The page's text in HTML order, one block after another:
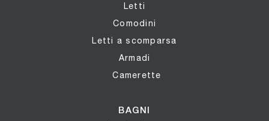
Letti
Comodini
Letti a scomparsa
Armadi
Camerette
BAGNI